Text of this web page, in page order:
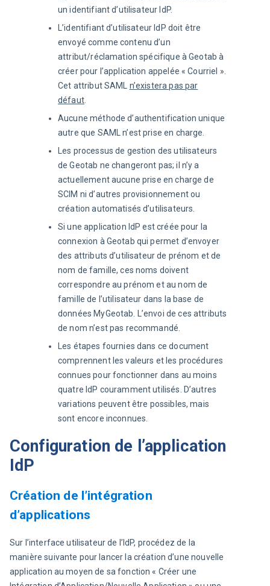
un identifiant d’utilisateur IdP.
L’identifiant d’utilisateur IdP doit être
envoyé comme contenu d’un
attribut/réclamation spécifique à Geotab à
créer pour l’application appelée « Courriel ».
Cet attribut SAML n’existera pas par
défaut.
Aucune méthode d’authentification unique
autre que SAML n’est prise en charge.
Les processus de gestion des utilisateurs
de Geotab ne changeront pas; il n’y a
actuellement aucune prise en charge de
SCIM ni d’autres provisionnement ou
création automatisés d’utilisateurs.
Si une application IdP est créée pour la
connexion à Geotab qui permet d’envoyer
des attributs d’utilisateur de prénom et de
nom de famille, ces noms doivent
correspondre au prénom et au nom de
famille de l’utilisateur dans la base de
données MyGeotab. L’envoi de ces attributs
de nom n’est pas recommandé.
Les étapes fournies dans ce document
comprennent les valeurs et les procédures
connues pour fonctionner dans au moins
quatre IdP couramment utilisés. D’autres
variations peuvent être possibles, mais
sont encore inconnues.
Configuration de l’application
IdP
Création de l’intégration
d’applications
Sur l’interface utilisateur de l’IdP, procédez de la
manière suivante pour lancer la création d’une nouvelle
application au moyen de sa fonction « Créer une